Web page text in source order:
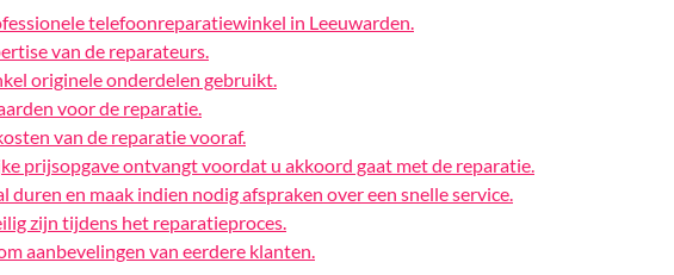
telefoonreparatiewinkel in Leeuwarden.
van de reparateurs.
originele onderdelen gebruikt.
voor de reparatie.
van de reparatie vooraf.
prijsopgave ontvangt voordat u akkoord gaat met de reparatie.
duren en maak indien nodig afspraken over een snelle service.
zijn tijdens het reparatieproces.
aanbevelingen van eerdere klanten.